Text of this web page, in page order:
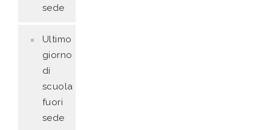
sede
Ultimo
giorno
di
scuola
fuori
sede